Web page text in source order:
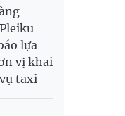
lựa
vị khai
taxi